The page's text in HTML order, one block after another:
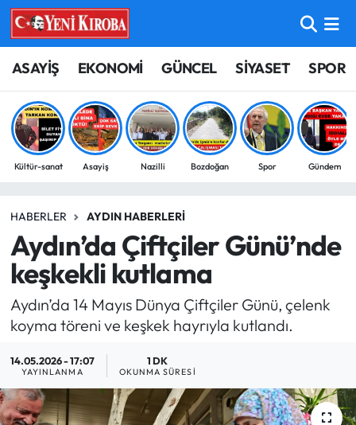
ASAYİŞ EKONOMİ GÜNCEL SİYASET SPOR
Kültür-sanat Asayiş Nazilli Bozdoğan Spor Gündem
HABERLER AYDIN HABERLERI
Aydın’da Çiftçiler Günü’nde
keşkekli kutlama
Aydın’da 14 Mayıs Dünya Çiftçiler Günü, çelenk
koyma töreni ve keşkek hayrıyla kutlandı.
14.05.2026 - 17:07
YAYINLANMA
1 DK
OKUNMA SÜRESI
ASAYİŞ
BİLİM-TEKNOLOJİ
ÇEVRE
EĞİTİM
EKONOMİ
GÜNCEL
MAGAZİN
Aydın Nöbetçi Eczaneler
Aydın Hava Durumu
Aydin Namaz Vakitleri
Süper Lig Puan Durumu ve Fikstür
Tüm Manşetler
Son Dakika Haberleri